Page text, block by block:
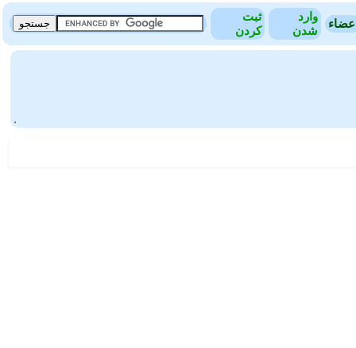
وارد
شدن
ثبت
کردن
.